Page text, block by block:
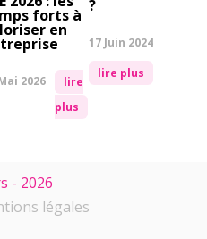
forts à
en
2026
lire
plus
?
17 Juin 2024
lire plus
- 2026
légales